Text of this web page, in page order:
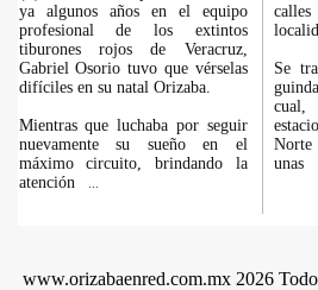
ya algunos años en el equipo
profesional de los extintos
tiburones rojos de Veracruz,
Gabriel Osorio tuvo que vérselas
difíciles en su natal Orizaba.
Mientras que luchaba por seguir
nuevamente su sueño en el
máximo circuito, brindando la
atención
Se
unas
www.orizabaenred.com.mx 2026